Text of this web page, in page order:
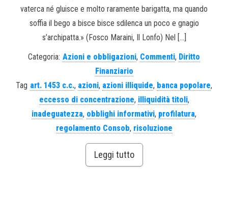
vaterca né gluisce e molto raramente barigatta, ma quando
soffia il bego a bisce bisce sdilenca un poco e gnagio
s’archipatta.» (Fosco Maraini, Il Lonfo) Nel […]
Categoria: Azioni e obbligazioni, Commenti, Diritto
Finanziario
Tag art. 1453 c.c., azioni, azioni illiquide, banca popolare,
eccesso di concentrazione, illiquidità titoli,
inadeguatezza, obblighi informativi, profilatura,
regolamento Consob, risoluzione
Leggi tutto